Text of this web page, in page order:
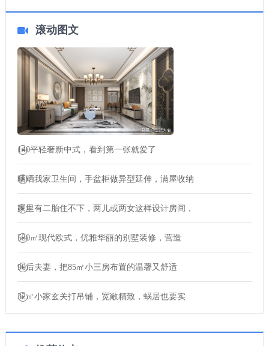
滚动图文
140平轻奢新中式，看到第一张就爱了
晒晒我家卫生间，手盆柜做异型延伸，满屋收纳
家里有二胎住不下，两儿或两女这样设计房间，
530㎡现代欧式，优雅华丽的别墅装修，营造
90后夫妻，把85㎡小三房布置的温馨又舒适
32㎡小家玄关打吊铺，宽敞精致，蜗居也要实